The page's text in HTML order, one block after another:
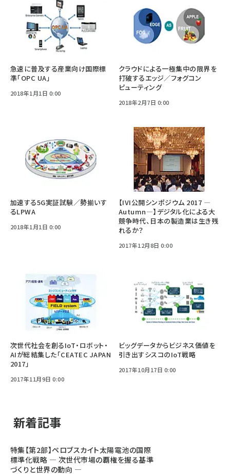
急速に普及する産業向け国際標
準「OPC UA」
2018年1月1日 0:00
クラウドによる一極集中の限界を
打破するエッジ／フォグコン
ピューティング
2018年2月7日 0:00
加速する5G実証試験／勢揃いす
るLPWA
2018年1月1日 0:00
【IVI公開シンポジウム 2017 —
Autumn—】デジタル化による大
競争時代、日本の製造業は生き残
れるか？
2017年12月8日 0:00
次世代社会を創るIoT・ロボット・
AIが総結集した「CEATEC JAPAN
2017」
2017年11月9日 0:00
ビッグデータからビジネス価値を
引き出すシスコのIoT戦略
2017年10月17日 0:00
新着記事
特集【第2部】ペロブスカイト太陽電池の国際
標準化戦略 ― 次世代市場の覇権を握る基準
づくりと世界の動向 ―